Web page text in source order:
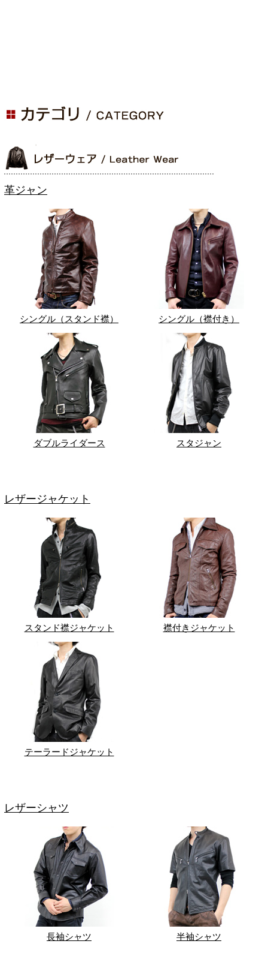
革ジャン
シングル（スタンド襟） シングル（襟付き）
ダブルライダース スタジャン
レザージャケット
スタンド襟ジャケット 襟付きジャケット
テーラードジャケット
レザーシャツ
長袖シャツ 半袖シャツ